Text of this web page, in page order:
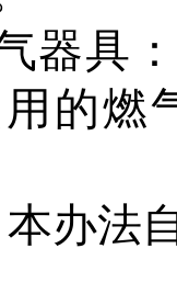
器具
的燃
办法